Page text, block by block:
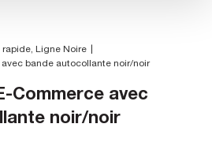
rapide
Ligne Noire
bande autocollante noir/noir
Commerce avec
noir/noir